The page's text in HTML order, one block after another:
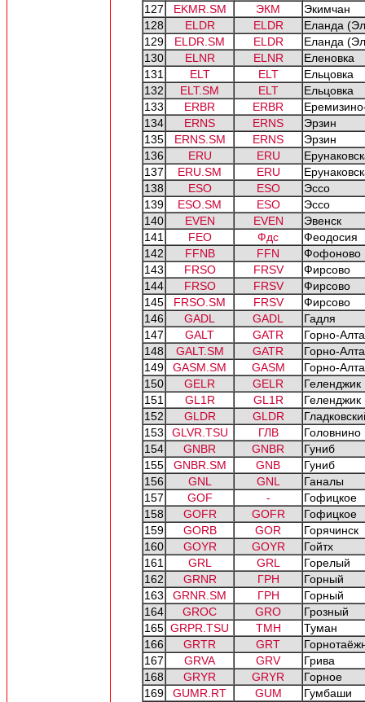
127
EKMR.SM ЭКМ
Экимчан
128
ELDR ELDR
Еланда
129
ELDR.SM ELDR
Еланда
130
ELNR ELNR
Еленовка
131
ELT ELT
Ельцовка
132
ELT.SM ELT
Ельцовка
133
ERBR ERBR
134
ERNS ERNS
Эрзин
135
ERNS.SM ERNS
Эрзин
136
ERU ERU
137
ERU.SM ERU
138
ESO ESO
Эссо
139
ESO.SM ESO
Эссо
140
EVEN EVEN
Эвенск
141
FEO Фдс
Феодосия
142
FFNB FFN
Фофоново
143
FRSO FRSV
Фирсово
144
FRSO FRSV
Фирсово
145
FRSO.SM FRSV
Фирсово
146
GADL GADL
Гадля
147
GALT GATR
Горно-
148
GALT.SM GATR
Горно-
149
GASM.SM GASM
Горно-
150
GELR GELR
Геленджик
151
GL1R GL1R
Геленджик
152
GLDR GLDR
153
GLVR.TSU ГЛВ
Головнино
154
GNBR GNBR
Гуниб
155
GNBR.SM GNB
Гуниб
156
GNL GNL
Ганалы
157
GOF -
Гофицкое
158
GOFR GOFR
Гофицкое
159
GORB GOR
Горячинск
160
GOYR GOYR
Гойтх
161
GRL GRL
Горелый
162
GRNR ГРН
Горный
163
GRNR.SM ГРН
Горный
164
GROC GRO
Грозный
165 GRPR.TSU ТМН
Туман
166
GRTR GRT
167
GRVA GRV
Грива
168
GRYR GRYR
Горное
169
GUMR.RT GUM
Гумбаши